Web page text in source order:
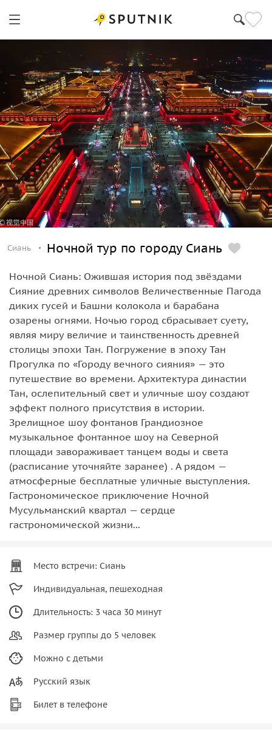
Сиань Ночной тур по городу Сиань
Ночной Сиань: Ожившая история под звёздами
Сияние древних символов Величественные Пагода
диких гусей и Башни колокола и барабана
озарены огнями. Ночью город сбрасывает суету,
являя миру величие и таинственность древней
столицы эпохи Тан. Погружение в эпоху Тан
Прогулка по «Городу вечного сияния» — это
путешествие во времени. Архитектура династии
Тан, ослепительный свет и уличные шоу создают
эффект полного присутствия в истории.
Зрелищное шоу фонтанов Грандиозное
музыкальное фонтанное шоу на Северной
площади завораживает танцем воды и света
(расписание уточняйте заранее) . А рядом —
атмосферные бесплатные уличные выступления.
Гастрономическое приключение Ночной
Мусульманский квартал — сердце
гастрономической жизни...
Место встречи: Сиань
Индивидуальная, пешеходная
Длительность: 3 часа 30 минут
Размер группы до 5 человек
Можно с детьми
Русский язык
Билет в телефоне